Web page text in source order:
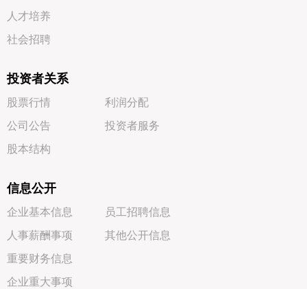
人才培养
社会招聘
投资者关系
股票行情
公司公告
股本结构
利润分配
投资者服务
信息公开
企业基本信息
人事薪酬事项
重要财务信息
企业重大事项
员工招聘信息
其他公开信息